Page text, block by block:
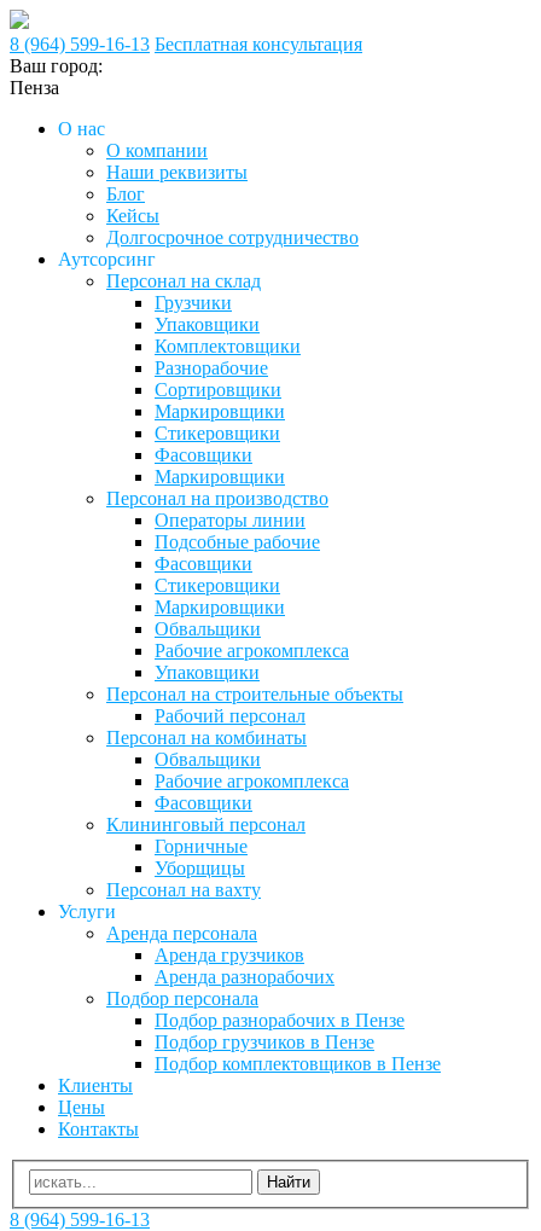
8 (964) 599-16-13 Бесплатная консультация
Ваш город:
Пенза
О нас
О компании
Наши реквизиты
Блог
Кейсы
Долгосрочное сотрудничество
Аутсорсинг
Персонал на склад
Грузчики
Упаковщики
Комплектовщики
Разнорабочие
Сортировщики
Маркировщики
Стикеровщики
Фасовщики
Маркировщики
Персонал на производство
Операторы линии
Подсобные рабочие
Фасовщики
Стикеровщики
Маркировщики
Обвальщики
Рабочие агрокомплекса
Упаковщики
Персонал на строительные объекты
Рабочий персонал
Персонал на комбинаты
Обвальщики
Рабочие агрокомплекса
Фасовщики
Клининговый персонал
Горничные
Уборщицы
Персонал на вахту
Услуги
Аренда персонала
Аренда грузчиков
Аренда разнорабочих
Подбор персонала
Подбор разнорабочих в Пензе
Подбор грузчиков в Пензе
Подбор комплектовщиков в Пензе
Клиенты
Цены
Контакты
8 (964) 599-16-13